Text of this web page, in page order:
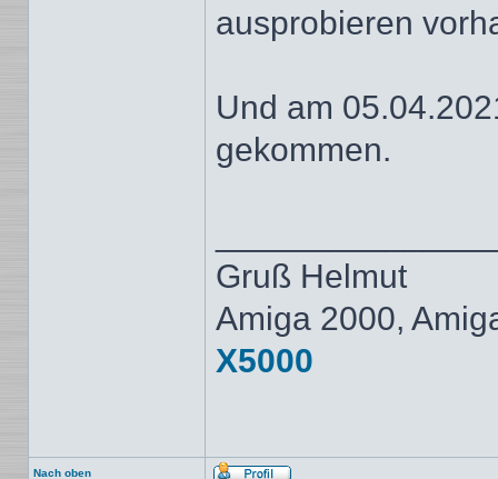
ausprobieren
Und am
gekommen.
Gruß Helmut
Amiga 2000,
X5000
Nach oben